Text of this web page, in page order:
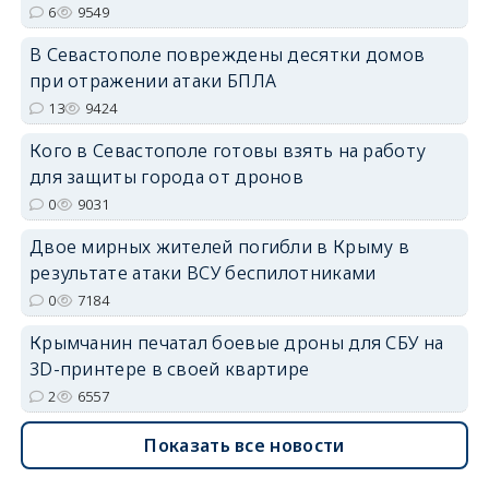
6 9549
В Севастополе повреждены десятки домов
при отражении атаки БПЛА
13 9424
Кого в Севастополе готовы взять на работу
для защиты города от дронов
0 9031
Двое мирных жителей погибли в Крыму в
результате атаки ВСУ беспилотниками
0 7184
Крымчанин печатал боевые дроны для СБУ на
3D-принтере в своей квартире
2 6557
Показать все новости